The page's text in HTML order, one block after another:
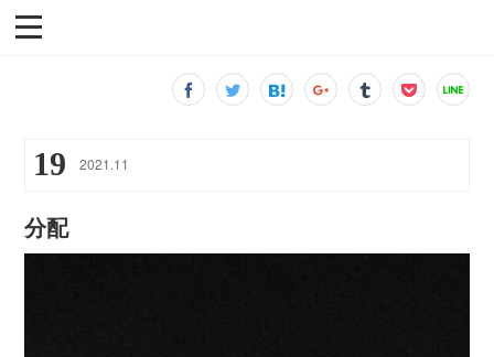
19 2021 .11
分配